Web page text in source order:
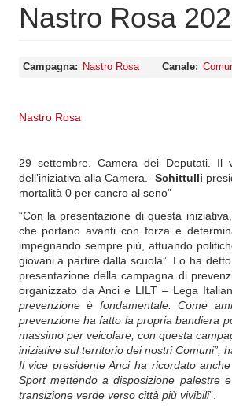
Nastro Rosa
Campagna Nastro Rosa Canale
Nastro Rosa
29 settembre. Camera dei Deputati. Il
dell’iniziativa alla Camera.-Schittulli
mortalità 0 per cancro al seno”
“Con la presentazione di questa
che portano avanti con forza e
impegnando sempre più, attuando
giovani a partire dalla scuola”. Lo ha detto
presentazione della campagna di
organizzato da Anci e LILT – Lega
prevenzione è fondamentale. Come
prevenzione ha fatto la propria bandiera
massimo per veicolare, con questa
iniziative sul territorio dei nostri Comuni”,
Il vice presidente Anci ha ricordato
Sport mettendo a disposizione palestre
transizione verde verso città più vivibili”.